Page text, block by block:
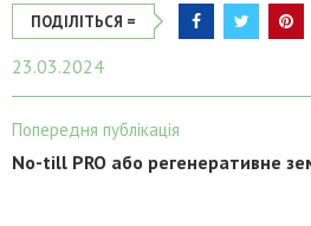
ПОДІЛІТЬСЯ =
23.03.2024
Попередня публікація
No-till PRO або регенеративне